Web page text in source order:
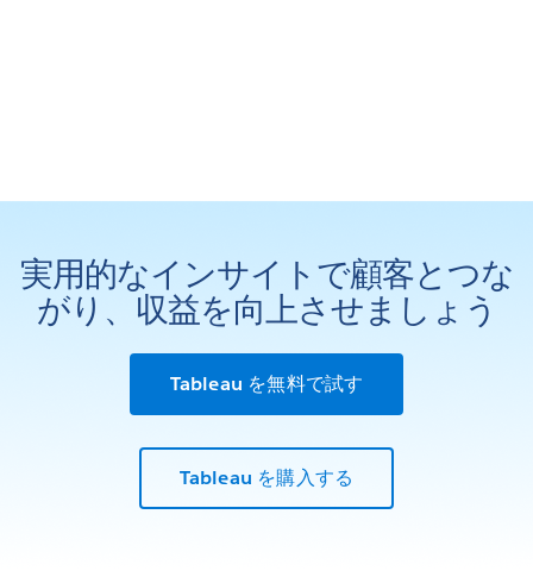
実用的なインサイトで顧客とつな
がり、収益を向上させましょう
Tableau を無料で試す
Tableau を購入する